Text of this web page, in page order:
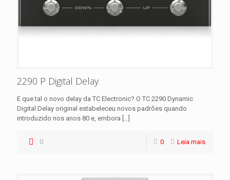
2290 P Digital Delay
E que tal o novo delay da TC Electronic? O TC 2290 Dynamic
Digital Delay original estabeleceu novos padrões quando
introduzido nos anos 80 e, embora […]
0 0 Leia mais